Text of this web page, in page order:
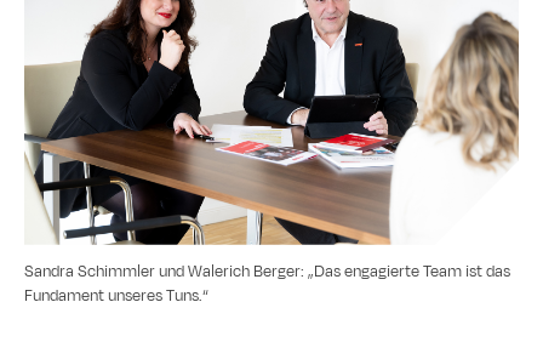
Sandra Schimmler und Walerich Berger: „Das engagierte Team ist das
Fundament unseres Tuns.“